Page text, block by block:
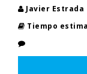
Javier Estrada
Tiempo